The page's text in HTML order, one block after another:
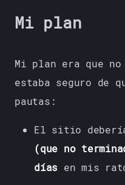
Mi plan
Mi plan era que
estaba seguro de
pautas:
El sitio
(que no
días en mis